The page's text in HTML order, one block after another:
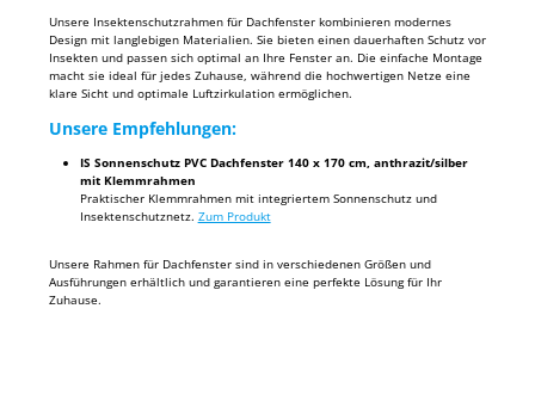
Unsere Insektenschutzrahmen für Dachfenster kombinieren modernes
Design mit langlebigen Materialien. Sie bieten einen dauerhaften Schutz vor
Insekten und passen sich optimal an Ihre Fenster an. Die einfache Montage
macht sie ideal für jedes Zuhause, während die hochwertigen Netze eine
klare Sicht und optimale Luftzirkulation ermöglichen.
Unsere Empfehlungen:
IS Sonnenschutz PVC Dachfenster 140 x 170 cm, anthrazit/silber
mit Klemmrahmen
Praktischer Klemmrahmen mit integriertem Sonnenschutz und
Insektenschutznetz. Zum Produkt
Unsere Rahmen für Dachfenster sind in verschiedenen Größen und
Ausführungen erhältlich und garantieren eine perfekte Lösung für Ihr
Zuhause.